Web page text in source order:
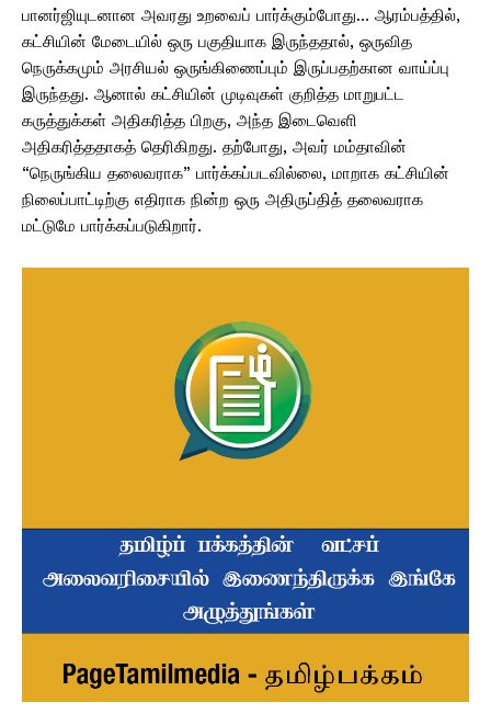
பானர்ஜியுடனான அவரது உறவைப் பார்க்கும்போது… ஆரம்பத்தில்,
கட்சியின் மேடையில் ஒரு பகுதியாக இருந்ததால், ஒருவித
நெருக்கமும் அரசியல் ஒருங்கிணைப்பும் இருப்பதற்கான வாய்ப்பு
இருந்தது. ஆனால் கட்சியின் முடிவுகள் குறித்த மாறுபட்ட
கருத்துக்கள் அதிகரித்த பிறகு, அந்த இடைவெளி
அதிகரித்ததாகத் தெரிகிறது. தற்போது, ​​அவர் மம்தாவின்
“நெருங்கிய தலைவராக” பார்க்கப்படவில்லை, மாறாக கட்சியின்
நிலைப்பாட்டிற்கு எதிராக நின்ற ஒரு அதிருப்தித் தலைவராக
மட்டுமே பார்க்கப்படுகிறார்.